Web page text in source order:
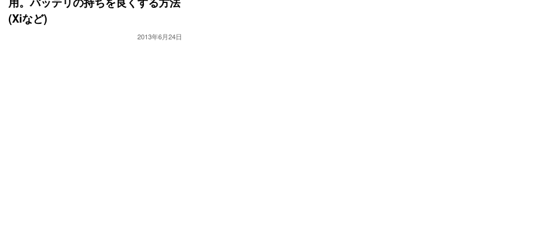
(Xiなど)
2013年6月24日